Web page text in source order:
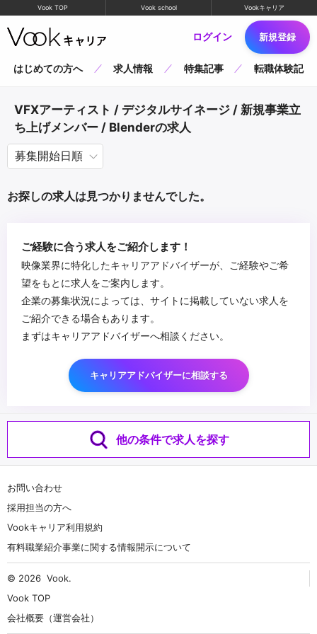
Vook TOP Vook school Vookキャリア
ログイン 新規登録
はじめての方へ 求人情報 特集記事 転職体験記
VFXアーティスト / デジタルサイネージ / 新規事業立
ち上げメンバー / Blenderの求人
お探しの求人は見つかりませんでした。
ご経験に合う求人をご紹介します！
映像業界に特化したキャリアアドバイザーが、ご経験やご希
望をもとに求人をご案内します。
企業の募集状況によっては、サイトに掲載していない求人を
ご紹介できる場合もあります。
まずはキャリアアドバイザーへ相談ください。
キャリアアドバイザーに相談する
他の条件で求人を探す
お問い合わせ
採用担当の方へ
Vookキャリア利用規約
有料職業紹介事業に関する情報開示について
© 2026 Vook.
Vook TOP
会社概要（運営会社）